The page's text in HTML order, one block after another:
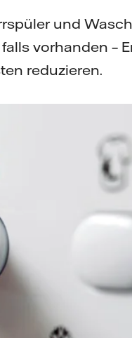
und
vorhanden –
reduzieren.